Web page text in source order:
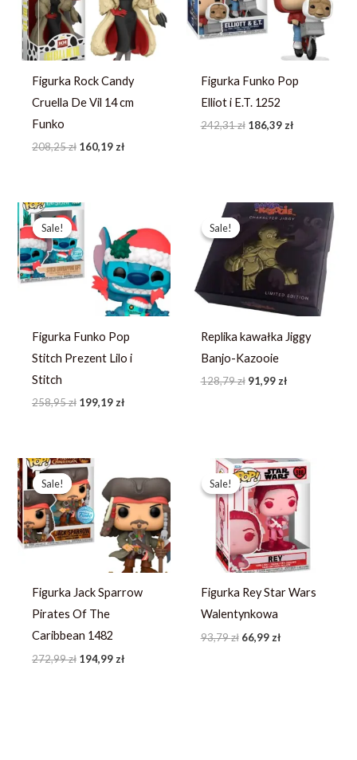
Figurka Rock Candy
Cruella De Vil 14 cm
Funko
208,25zł 160,19zł
Figurka Funko Pop
Elliot i E.T. 1252
242,31zł 186,39zł
Sale!
Sale!
Figurka Funko Pop
Stitch Prezent Lilo i
Stitch
258,95zł
Pierwotna
wynosiła:
258,95 zł.
199,19zł
wynosi:
199,19 zł.
Sale!
Sale!
Replika kawałka Jiggy
Banjo-Kazooie
128,79zł
Pierwotna
cena
wynosiła:
128,79 zł.
91,99zł
Aktualna
cena
wynosi:
91,99 zł.
Sale!
Sale!
Figurka Jack Sparrow
Pirates Of The
Caribbean 1482
272,99zł
Pierwotna
cena
wynosiła:
272,99 zł.
194,99 zł
cena
wynosi:
194,99 zł.
Sale!
Sale!
Figurka Rey Star Wars
Walentynkowa
93,79zł
Pierwotna
cena
wynosiła:
93,79 zł.
66,99 zł
Aktualna
cena
wynosi:
66,99 zł.